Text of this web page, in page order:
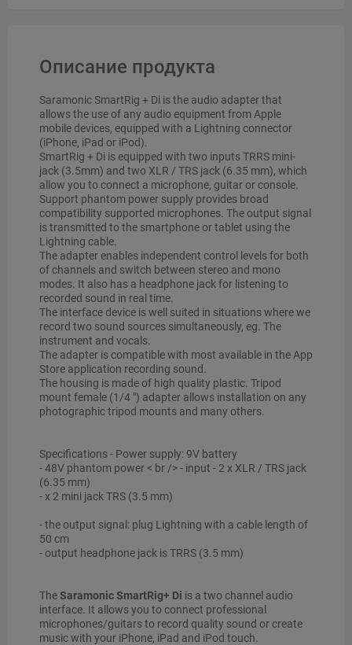
Описание продукта
Saramonic SmartRig + Di is the audio adapter that
allows the use of any audio equipment from Apple
mobile devices, equipped with a Lightning connector
(iPhone, iPad or iPod).
SmartRig + Di is equipped with two inputs TRRS mini-
jack (3.5mm) and two XLR / TRS jack (6.35 mm), which
allow you to connect a microphone, guitar or console.
Support phantom power supply provides broad
compatibility supported microphones. The output signal
is transmitted to the smartphone or tablet using the
Lightning cable.
The adapter enables independent control levels for both
of channels and switch between stereo and mono
modes. It also has a headphone jack for listening to
recorded sound in real time.
The interface device is well suited in situations where we
record two sound sources simultaneously, eg. The
instrument and vocals.
The adapter is compatible with most available in the App
Store application recording sound.
The housing is made of high quality plastic. Tripod
mount female (1/4 ") adapter allows installation on any
photographic tripod mounts and many others.
Specifications - Power supply: 9V battery
- 48V phantom power < br /> - input - 2 x XLR / TRS jack
(6.35 mm)
- x 2 mini jack TRS (3.5 mm)
- the output signal: plug Lightning with a cable length of
50 cm
- output headphone jack is TRRS (3.5 mm)
TheSaramonic SmartRig+ Di is a two channel audio
interface. It allows you to connect professional
microphones/guitars to record quality sound or create
music with your iPhone, iPad and iPod touch.